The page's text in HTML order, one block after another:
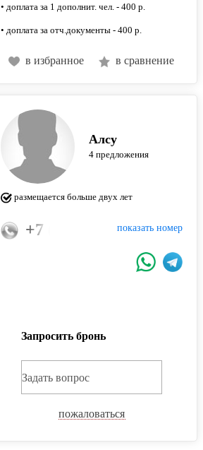
• доплата за 1 дополнит. чел. - 400 р.
• доплата за отч.документы - 400 р.
в избранное в сравнение
Алсу
4 предложения
размещается больше двух лет
показать номер
+7 (953) 481-64-20
Запросить бронь
Задать вопрос
пожаловаться